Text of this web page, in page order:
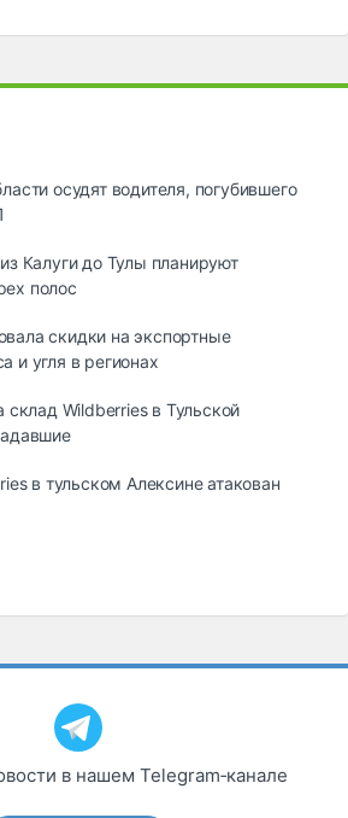
осудят водителя, погубившего
Калуги до Тулы планируют
полос
скидки на экспортные
и угля в регионах
склад Wildberries в Тульской
в тульском Алексине атакован
в нашем Telegram‑канале